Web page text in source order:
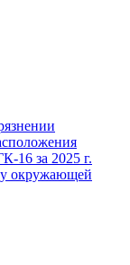
16 за 2025 г.
окружающей